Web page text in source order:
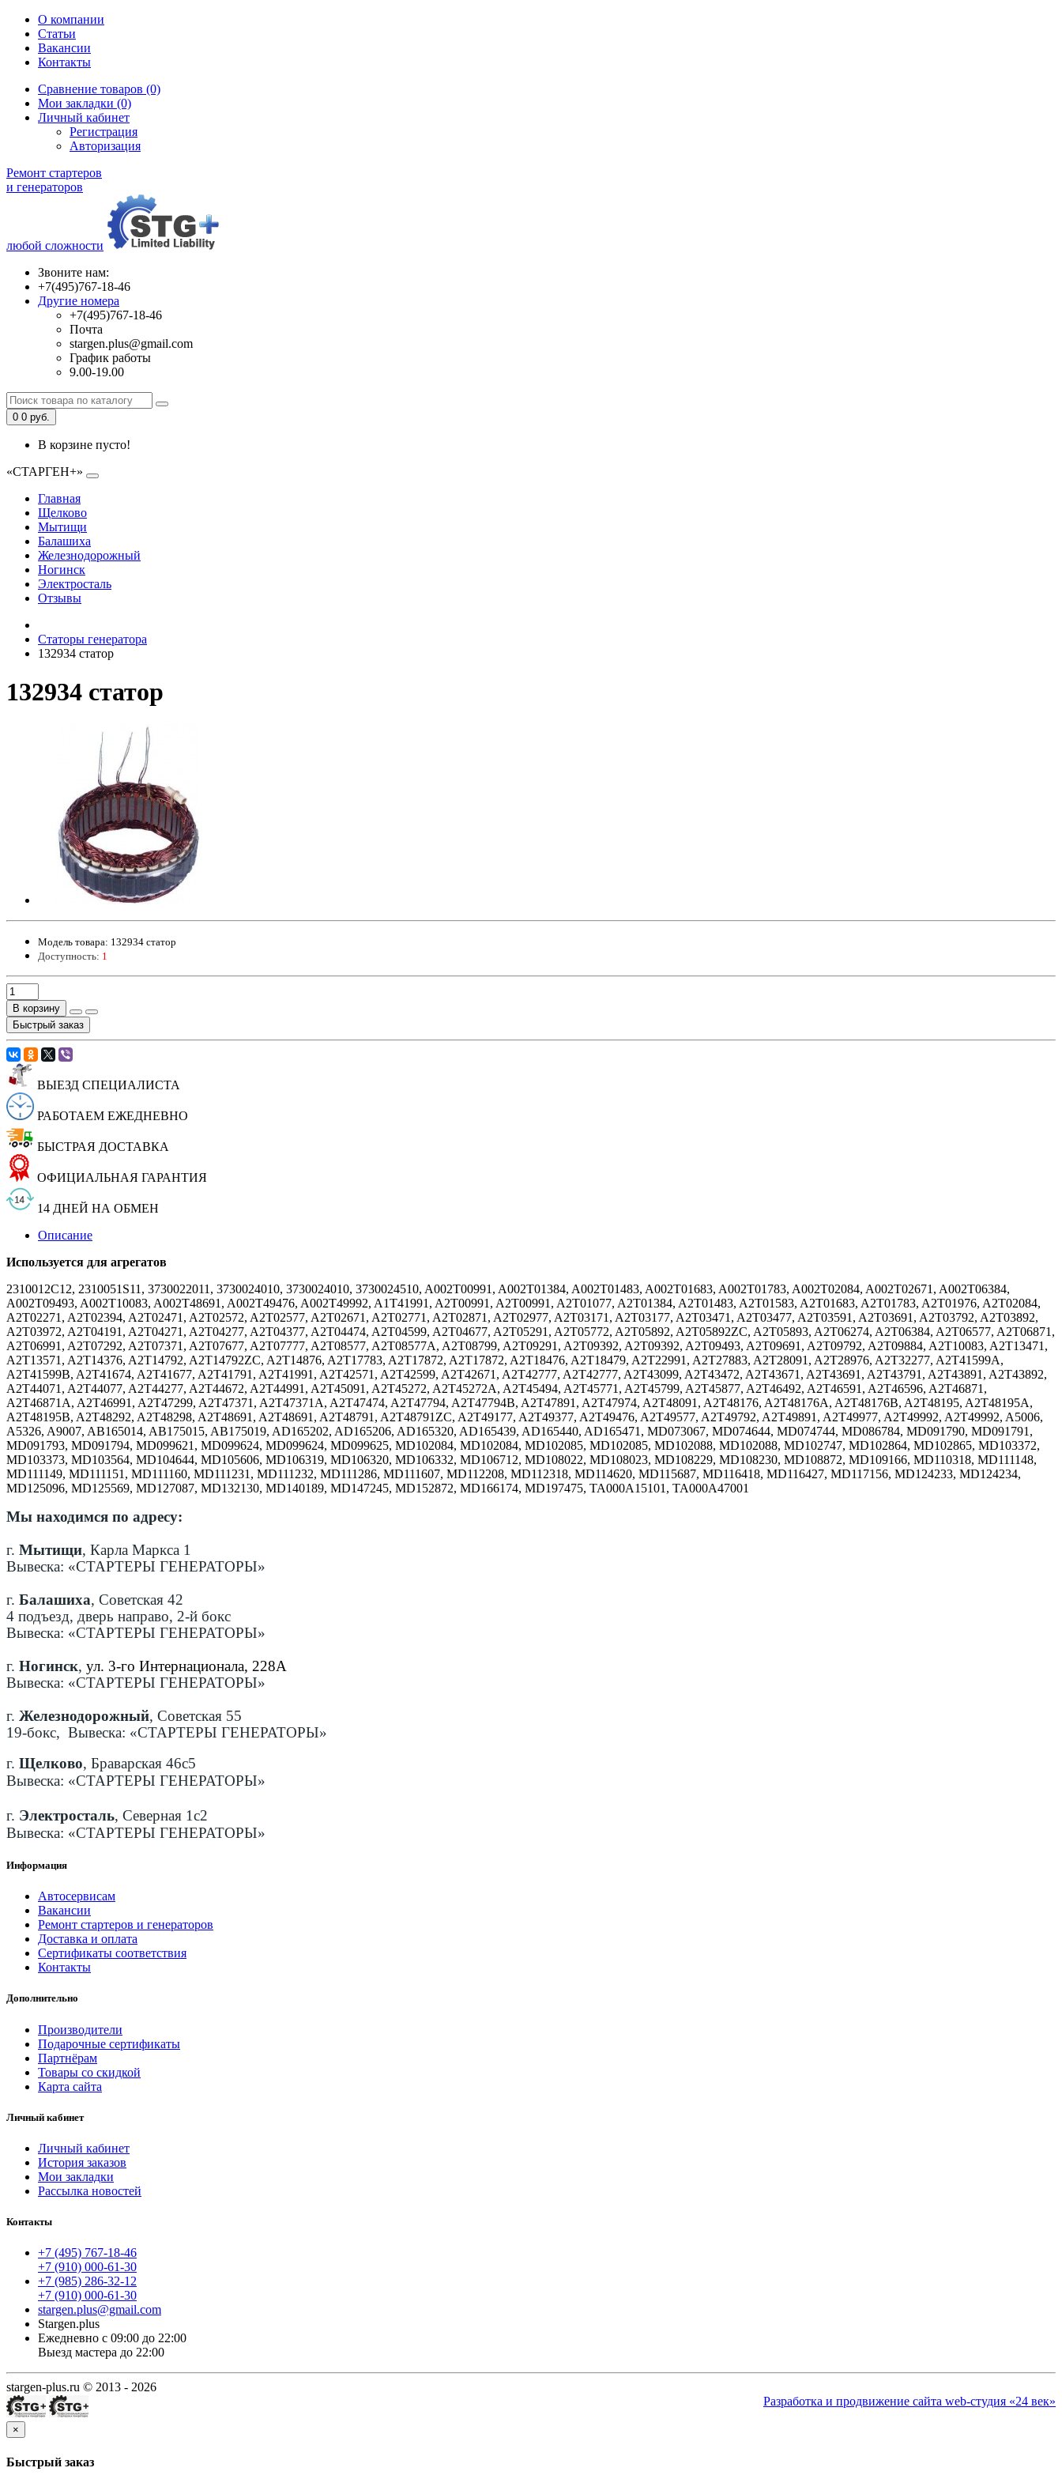
О компании
Статьи
Вакансии
Контакты
Сравнение товаров (0)
Мои закладки (0)
Личный кабинет
Регистрация
Авторизация
Ремонт стартеров
и генераторов
любой сложности
Звоните нам:
+7(495)767-18-46
Другие номера
+7(495)767-18-46
Почта
stargen.plus@gmail.com
График работы
9.00-19.00
0 0 руб.
В корзине пусто!
«СТАРГЕН+»
Главная
Щелково
Мытищи
Балашиха
Железнодорожный
Ногинск
Электросталь
Отзывы
Статоры генератора
132934 статор
132934 статор
Модель товара: 132934 статор
Доступность: 1
В корзину
Быстрый заказ
ВЫЕЗД СПЕЦИАЛИСТА
РАБОТАЕМ ЕЖЕДНЕВНО
БЫСТРАЯ ДОСТАВКА
ОФИЦИАЛЬНАЯ ГАРАНТИЯ
14 ДНЕЙ НА ОБМЕН
Описание
Используется для агрегатов
2310012C12, 2310051S11, 3730022011, 3730024010, 3730024010, 3730024510, A002T00991, A002T01384, A002T01483, A002T01683, A002T01783, A002T02084, A002T02671, A002T06384,
A002T09493, A002T10083, A002T48691, A002T49476, A002T49992, A1T41991, A2T00991, A2T00991, A2T01077, A2T01384, A2T01483, A2T01583, A2T01683, A2T01783, A2T01976, A2T02084,
A2T02271, A2T02394, A2T02471, A2T02572, A2T02577, A2T02671, A2T02771, A2T02871, A2T02977, A2T03171, A2T03177, A2T03471, A2T03477, A2T03591, A2T03691, A2T03792, A2T03892,
A2T03972, A2T04191, A2T04271, A2T04277, A2T04377, A2T04474, A2T04599, A2T04677, A2T05291, A2T05772, A2T05892, A2T05892ZC, A2T05893, A2T06274, A2T06384, A2T06577, A2T06871,
A2T06991, A2T07292, A2T07371, A2T07677, A2T07777, A2T08577, A2T08577A, A2T08799, A2T09291, A2T09392, A2T09392, A2T09493, A2T09691, A2T09792, A2T09884, A2T10083, A2T13471,
A2T13571, A2T14376, A2T14792, A2T14792ZC, A2T14876, A2T17783, A2T17872, A2T17872, A2T18476, A2T18479, A2T22991, A2T27883, A2T28091, A2T28976, A2T32277, A2T41599A,
A2T41599B, A2T41674, A2T41677, A2T41791, A2T41991, A2T42571, A2T42599, A2T42671, A2T42777, A2T42777, A2T43099, A2T43472, A2T43671, A2T43691, A2T43791, A2T43891, A2T43892,
A2T44071, A2T44077, A2T44277, A2T44672, A2T44991, A2T45091, A2T45272, A2T45272A, A2T45494, A2T45771, A2T45799, A2T45877, A2T46492, A2T46591, A2T46596, A2T46871,
A2T46871A, A2T46991, A2T47299, A2T47371, A2T47371A, A2T47474, A2T47794, A2T47794B, A2T47891, A2T47974, A2T48091, A2T48176, A2T48176A, A2T48176B, A2T48195, A2T48195A,
A2T48195B, A2T48292, A2T48298, A2T48691, A2T48691, A2T48791, A2T48791ZC, A2T49177, A2T49377, A2T49476, A2T49577, A2T49792, A2T49891, A2T49977, A2T49992, A2T49992, A5006,
A5326, A9007, AB165014, AB175015, AB175019, AD165202, AD165206, AD165320, AD165439, AD165440, AD165471, MD073067, MD074644, MD074744, MD086784, MD091790, MD091791,
MD091793, MD091794, MD099621, MD099624, MD099624, MD099625, MD102084, MD102084, MD102085, MD102085, MD102088, MD102088, MD102747, MD102864, MD102865, MD103372,
MD103373, MD103564, MD104644, MD105606, MD106319, MD106320, MD106332, MD106712, MD108022, MD108023, MD108229, MD108230, MD108872, MD109166, MD110318, MD111148,
MD111149, MD111151, MD111160, MD111231, MD111232, MD111286, MD111607, MD112208, MD112318, MD114620, MD115687, MD116418, MD116427, MD117156, MD124233, MD124234,
MD125096, MD125569, MD127087, MD132130, MD140189, MD147245, MD152872, MD166174, MD197475, TA000A15101, TA000A47001
Мы находимся по адресу:
г. Мытищи, Карла Маркса 1
Вывеска: «СТАРТЕРЫ ГЕНЕРАТОРЫ»
г. Балашиха, Советская 42
4 подъезд, дверь направо, 2-й бокс
Вывеска: «СТАРТЕРЫ ГЕНЕРАТОРЫ»
г. Ногинск, ул. 3-го Интернационала, 228А
Вывеска: «СТАРТЕРЫ ГЕНЕРАТОРЫ»
г. Железнодорожный, Советская 55
19-бокс, Вывеска: «СТАРТЕРЫ ГЕНЕРАТОРЫ»
г. Щелково, Браварская 46с5
Вывеска: «СТАРТЕРЫ ГЕНЕРАТОРЫ»
г. Электросталь, Северная 1с2
Вывеска: «СТАРТЕРЫ ГЕНЕРАТОРЫ»
Информация
Автосервисам
Вакансии
Ремонт стартеров и генераторов
Доставка и оплата
Сертификаты соответствия
Контакты
Дополнительно
Производители
Подарочные сертификаты
Партнёрам
Товары со скидкой
Карта сайта
Личный кабинет
Личный кабинет
История заказов
Мои закладки
Рассылка новостей
Контакты
+7 (495) 767-18-46
+7 (910) 000-61-30
+7 (985) 286-32-12
+7 (910) 000-61-30
stargen.plus@gmail.com
Stargen.plus
Ежедневно с 09:00 до 22:00
Выезд мастера до 22:00
stargen-plus.ru © 2013 - 2026
Разработка и продвижение сайта web-студия «24 век»
×
Быстрый заказ